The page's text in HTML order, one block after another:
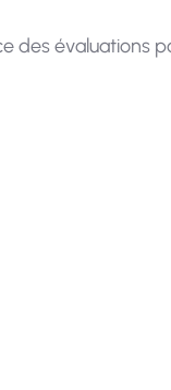
évaluations